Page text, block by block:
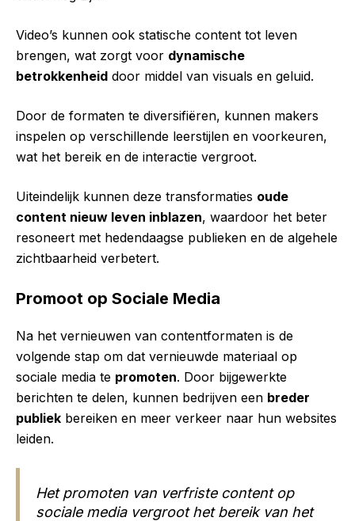
Video’s kunnen ook statische content tot leven
brengen, wat zorgt voor dynamische
betrokkenheid door middel van visuals en geluid.
Door de formaten te diversifiëren, kunnen makers
inspelen op verschillende leerstijlen en voorkeuren,
wat het bereik en de interactie vergroot.
Uiteindelijk kunnen deze transformaties oude
content nieuw leven inblazen, waardoor het beter
resoneert met hedendaagse publieken en de algehele
zichtbaarheid verbetert.
Promoot op Sociale Media
Na het vernieuwen van contentformaten is de
volgende stap om dat vernieuwde materiaal op
sociale media te promoten. Door bijgewerkte
berichten te delen, kunnen bedrijven een breder
publiek bereiken en meer verkeer naar hun websites
leiden.
Het promoten van verfriste content op
sociale media vergroot het bereik van het